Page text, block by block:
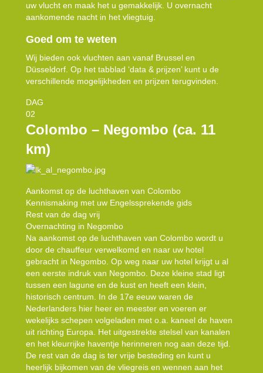
uw vlucht en maak het u gemakkelijk. U overnacht
aankomende nacht in het vliegtuig.
Goed om te weten
Wij bieden ook vluchten aan vanaf Brussel en
Düsseldorf. Op het tabblad ‘data & prijzen’ kunt u de
verschillende mogelijkheden en prijzen terugvinden.
DAG
02
Colombo – Negombo (ca. 11
km)
Aankomst op de luchthaven van Colombo
Kennismaking met uw Engelssprekende gids
Rest van de dag vrij
Overnachting in Negombo
Na aankomst op de luchthaven van Colombo wordt u
door de chauffeur verwelkomd en naar uw hotel
gebracht in Negombo. Op weg naar uw hotel krijgt u al
een eerste indruk van Negombo. Deze kleine stad ligt
tussen een lagune en de kust en heeft een klein,
historisch centrum. In de 17e eeuw waren de
Nederlanders hier heer en meester en voeren er
wekelijks schepen volgeladen met o.a. kaneel de haven
uit richting Europa. Het uitgestrekte stelsel van kanalen
en het kleurrijke haventje herinneren nog aan deze tijd.
De rest van de dag is ter vrije besteding en kunt u
heerlijk bijkomen van de vliegreis en wennen aan het